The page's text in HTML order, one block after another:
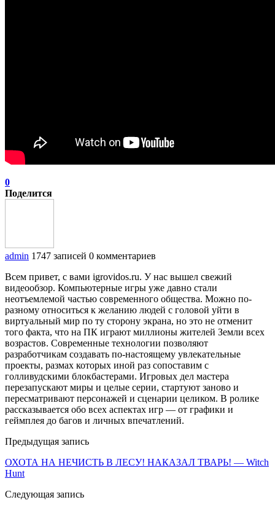
0
Поделится
admin 1747 записей 0 комментариев
Всем привет, с вами igrovidos.ru. У нас вышел свежий
видеообзор. Компьютерные игры уже давно стали
неотъемлемой частью современного общества. Можно по-
разному относиться к желанию людей с головой уйти в
виртуальный мир по ту сторону экрана, но это не отменит
того факта, что на ПК играют миллионы жителей Земли всех
возрастов. Современные технологии позволяют
разработчикам создавать по-настоящему увлекательные
проекты, размах которых иной раз сопоставим с
голливудскими блокбастерами. Игровых дел мастера
перезапускают миры и целые серии, стартуют заново и
пересматривают персонажей и сценарии целиком. В ролике
рассказывается обо всех аспектах игр — от графики и
геймплея до багов и личных впечатлений.
Предыдущая запись
ОХОТА НА НЕЧИСТЬ В ЛЕСУ! НАКАЗАЛ ТВАРЬ! — Witch
Hunt
Следующая запись